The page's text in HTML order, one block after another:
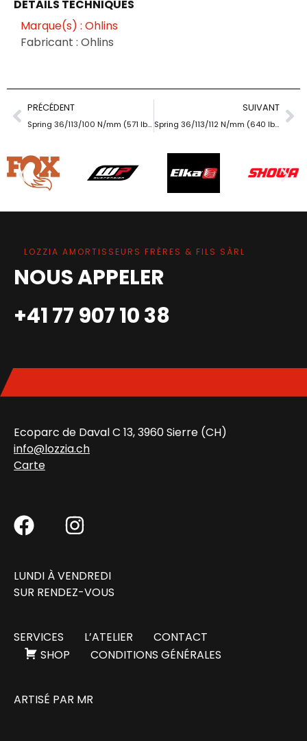
DÉTAILS TECHNIQUES
Marque(s) : Ohlins
Fabricant : Ohlins
PRÉCÉDENT
Spring 36/113/100 N/mm (571 lb/in)/57 mm
SUIVANT
Spring 36/113/112 N/mm (640 lb/in)/57 mm
LOZZIA AMORTISSEURS FRÈRES & FILS SÀRL
NOUS APPELER
+41 77 907 10 38
Ecoparc de Daval C 13, 3960 Sierre (CH)
info@lozzia.ch
Carte
LUNDI À VENDREDI
SUR RENDEZ-VOUS
SERVICES L’ATELIER
CONTACT
SHOP
CONDITIONS GÉNÉRALES
ARTISÉ PAR MR